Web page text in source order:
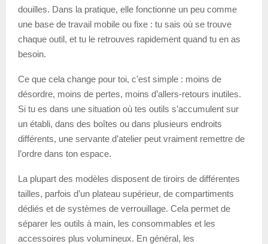
douilles. Dans la pratique, elle fonctionne un peu comme
une base de travail mobile ou fixe : tu sais où se trouve
chaque outil, et tu le retrouves rapidement quand tu en as
besoin.
Ce que cela change pour toi, c’est simple : moins de
désordre, moins de pertes, moins d’allers-retours inutiles.
Si tu es dans une situation où tes outils s’accumulent sur
un établi, dans des boîtes ou dans plusieurs endroits
différents, une servante d’atelier peut vraiment remettre de
l’ordre dans ton espace.
La plupart des modèles disposent de tiroirs de différentes
tailles, parfois d’un plateau supérieur, de compartiments
dédiés et de systèmes de verrouillage. Cela permet de
séparer les outils à main, les consommables et les
accessoires plus volumineux. En général, les